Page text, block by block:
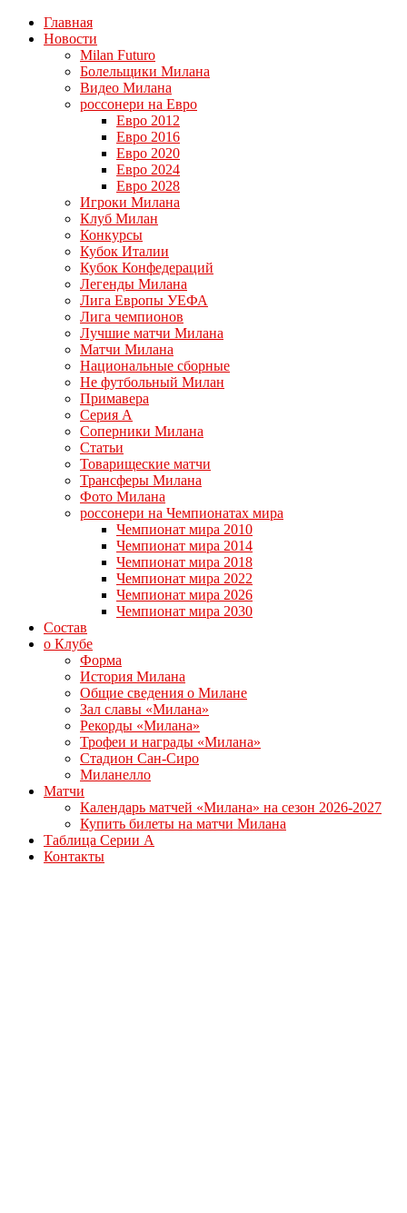
Главная
Новости
Milan Futuro
Болельщики Милана
Видео Милана
россонери на Евро
Евро 2012
Евро 2016
Евро 2020
Евро 2024
Евро 2028
Игроки Милана
Клуб Милан
Конкурсы
Кубок Италии
Кубок Конфедераций
Легенды Милана
Лига Европы УЕФА
Лига чемпионов
Лучшие матчи Милана
Матчи Милана
Национальные сборные
Не футбольный Милан
Примавера
Серия А
Соперники Милана
Статьи
Товарищеские матчи
Трансферы Милана
Фото Милана
россонери на Чемпионатах мира
Чемпионат мира 2010
Чемпионат мира 2014
Чемпионат мира 2018
Чемпионат мира 2022
Чемпионат мира 2026
Чемпионат мира 2030
Состав
о Клубе
Форма
История Милана
Общие сведения о Милане
Зал славы «Милана»
Рекорды «Милана»
Трофеи и награды «Милана»
Стадион Сан-Сиро
Миланелло
Матчи
Календарь матчей «Милана» на сезон 2026-2027
Купить билеты на матчи Милана
Таблица Серии А
Контакты